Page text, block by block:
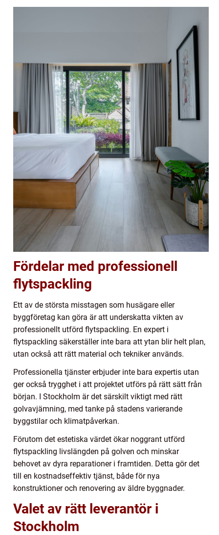
Fördelar med professionell
flytspackling
Ett av de största misstagen som husägare eller
byggföretag kan göra är att underskatta vikten av
professionellt utförd flytspackling. En expert i
flytspackling säkerställer inte bara att ytan blir helt plan,
utan också att rätt material och tekniker används.
Professionella tjänster erbjuder inte bara expertis utan
ger också trygghet i att projektet utförs på rätt sätt från
början. I Stockholm är det särskilt viktigt med rätt
golvavjämning, med tanke på stadens varierande
byggstilar och klimatpåverkan.
Förutom det estetiska värdet ökar noggrant utförd
flytspackling livslängden på golven och minskar
behovet av dyra reparationer i framtiden. Detta gör det
till en kostnadseffektiv tjänst, både för nya
konstruktioner och renovering av äldre byggnader.
Valet av rätt leverantör i
Stockholm